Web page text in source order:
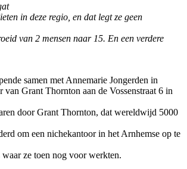
in deze regio, en dat legt ze geen
van 2 mensen naar 15. En een verdere
samen met Annemarie Jongerden in
Grant Thornton aan de Vossenstraat 6 in
door Grant Thornton, dat wereldwijd 5000
om een nichekantoor in het Arnhemse op te
waar ze toen nog voor werkten.